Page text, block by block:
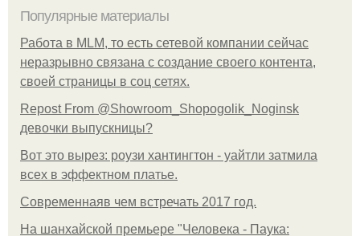
Популярные материалы
Работа в MLM, то есть сетевой компании сейчас
неразрывно связана с создание своего контента,
своей страницы в соц сетях.
Repost From @Showroom_Shopogolik_Noginsk
девочки выпускницы?
Вот это вырез: роузи хантингтон - уайтли затмила
всех в эффектном платьe.
Современнаяв чем встречать 2017 год.
На шанхайской премьере "Человека - Паука: